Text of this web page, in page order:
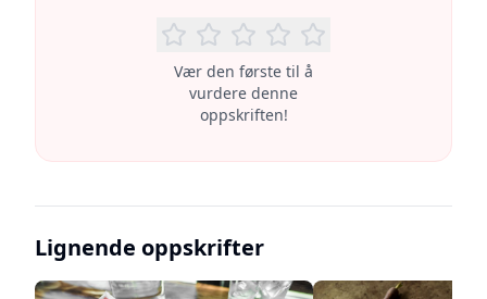
Vær den første til å
vurdere denne
oppskriften!
Lignende oppskrifter